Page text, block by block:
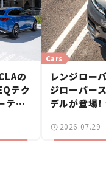
の
テク
ティ
Cars
レンジロー
ジローバー
デルが登場
2026.07.29